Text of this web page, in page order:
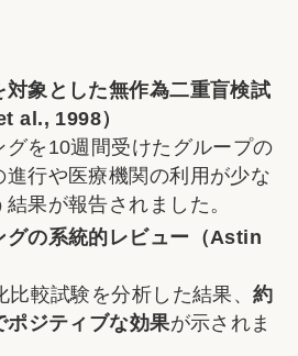
対象とした無作為二重盲検試
al., 1998）
グを10週間受けたグループの
進行や医療機関の利用が少な
果が報告されました。
グの系統的レビュー（Astin
比較試験を分析した結果、約
ポジティブな効果が示されま